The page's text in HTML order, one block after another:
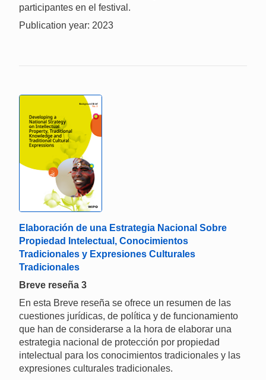
participantes en el festival.
Publication year: 2023
Elaboración de una Estrategia Nacional Sobre
Propiedad Intelectual, Conocimientos
Tradicionales y Expresiones Culturales
Tradicionales
Breve reseña 3
En esta Breve reseña se ofrece un resumen de las
cuestiones jurídicas, de política y de funcionamiento
que han de considerarse a la hora de elaborar una
estrategia nacional de protección por propiedad
intelectual para los conocimientos tradicionales y las
expresiones culturales tradicionales.